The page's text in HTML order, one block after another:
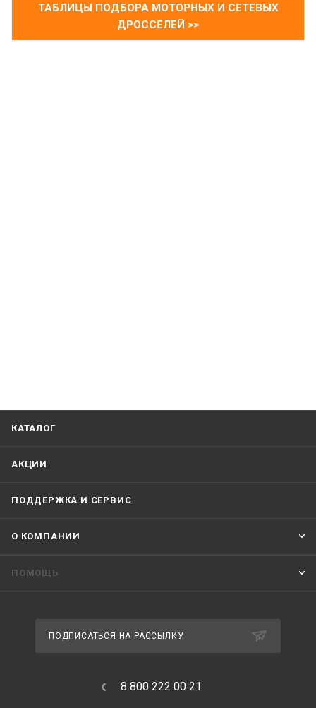
ТАБЛИЦЫ ПОДБОРА МОТОРНЫХ И СЕТЕВЫХ
ДРОССЕЛЕЙ >>
КАТАЛОГ
АКЦИИ
ПОДДЕРЖКА И СЕРВИС
О КОМПАНИИ
ПОМОЩЬ
ПОДПИСАТЬСЯ НА РАССЫЛКУ
8 800 222 00 21